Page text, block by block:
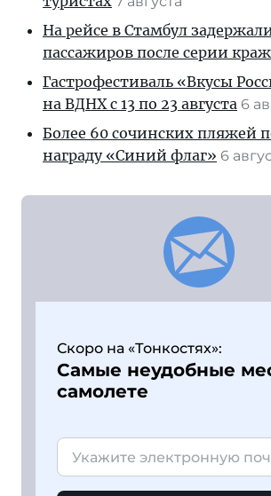
На рейсе в Стамбул
пассажиров после серии краж
Гастрофестиваль «Вкусы
на ВДНХ с 13 по 23 августа 6
Более 60 сочинских пляжей
награду «Синий флаг» 6
Скоро на «Тонкостях»:
Самые неудобные
самолете